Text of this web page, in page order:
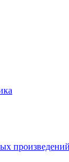
произведений